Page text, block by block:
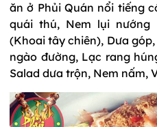
ăn ở Phủi Quán nổi tiếng
quái thú, Nem lụi nướng
(Khoai tây chiên), Dưa
ngào đường, Lạc rang
Salad dưa trộn, Nem nấm,